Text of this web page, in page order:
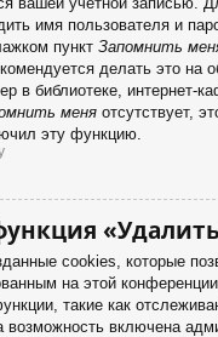
имя пользователя и
пункт Запомнить
делать это на
в библиотеке, интернет-
меня отсутствует,
эту функцию.
cookies, которые
на этой
такие как
возможность включена